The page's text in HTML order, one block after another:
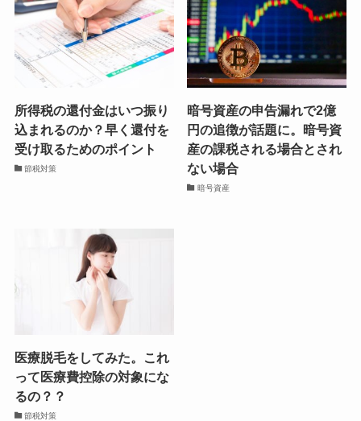
所得税の還付金はいつ振り
込まれるのか？早く還付を
受け取るためのポイント
節税対策
暗号資産の申告漏れで2億
円の追徴が話題に。暗号資
産の課税される場合とされ
ない場合
暗号資産
医療脱毛をしてみた。これ
って医療費控除の対象にな
るの？？
節税対策